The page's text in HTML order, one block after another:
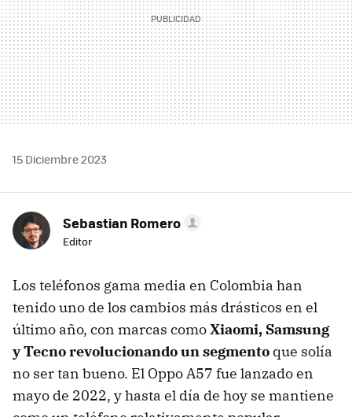
15 Diciembre 2023
Sebastian Romero
Editor
Los teléfonos gama media en Colombia han
tenido uno de los cambios más drásticos en el
último año, con marcas comoXiaomi, Samsung
y Tecno revolucionando un segmento que solía
no ser tan bueno. El Oppo A57 fue lanzado en
mayo de 2022, y hasta el día de hoy se mantiene